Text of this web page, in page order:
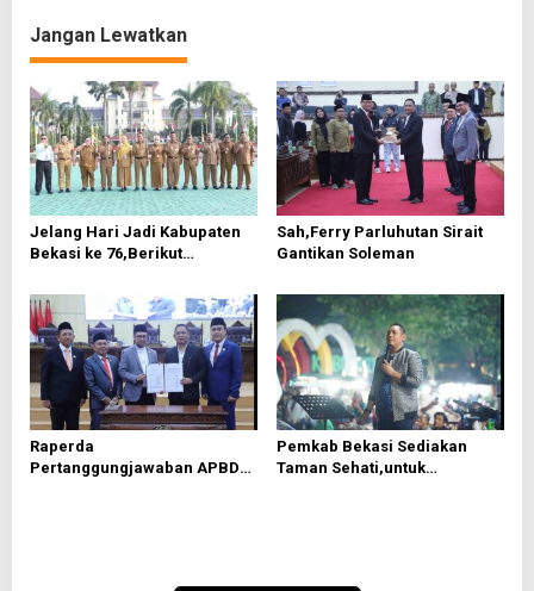
g
a
s
i
p
o
s
Jangan Lewatkan
Jelang Hari Jadi Kabupaten
Bekasi ke 76,Berikut
Sah,Ferry Parluhutan Sirait
Gantikan Soleman
Raperda
Pertanggungjawaban APBD
Pemkab Bekasi Sediakan
Taman Sehati,untuk